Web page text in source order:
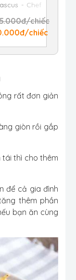
- Chef
chiếc
chiếc
rất đơn giản
giòn rồi gắp
tái thì cho thêm
để cả gia đình
thêm phần
bạn ăn cùng